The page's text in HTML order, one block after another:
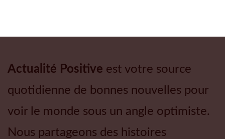
Actualité Positive est votre source
quotidienne de bonnes nouvelles pour
voir le monde sous un angle optimiste.
Nous partageons des histoires